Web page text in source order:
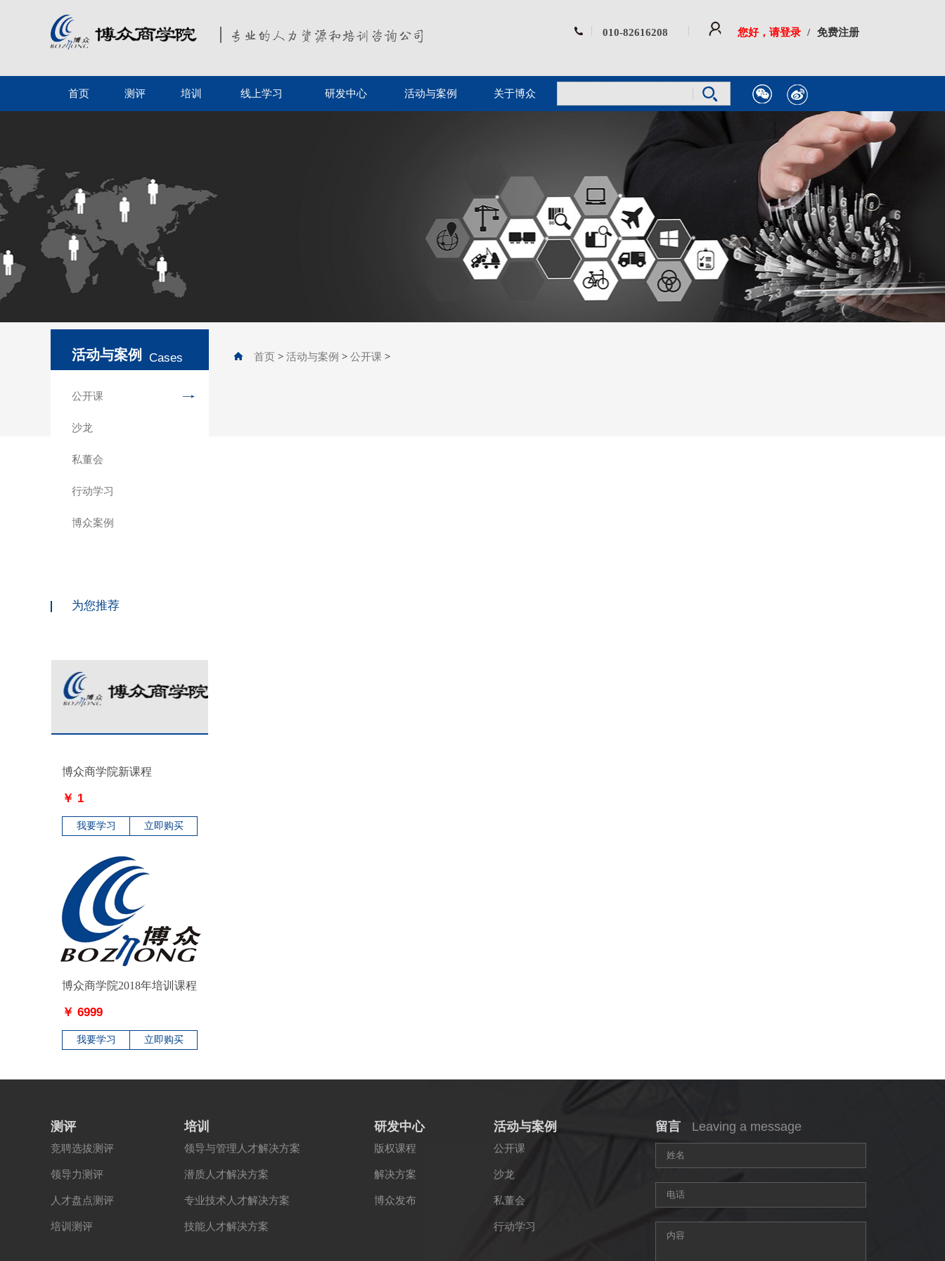
010-82616208 您好，请登录 / 免费注册
首页 测评 培训 线上学习 研发中心 活动与案例 关于博众
活动与案例 Cases
公开课
沙龙
私董会
行动学习
博众案例
为您推荐
博众商学院新课程
￥ 1
我要学习 立即购买
博众商学院2018年培训课程
￥ 6999
我要学习 立即购买
首页 > 活动与案例 > 公开课 >
测评
竞聘选拔测评
领导力测评
人才盘点测评
培训测评
培训
领导与管理人才解决方案
潜质人才解决方案
专业技术人才解决方案
技能人才解决方案
研发中心
版权课程
解决方案
博众发布
活动与案例
公开课
沙龙
私董会
行动学习
留言 Leaving a message